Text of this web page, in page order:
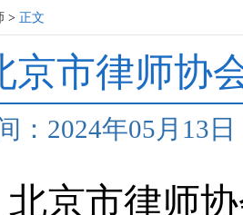
> 正文
京市律师协
：2024年05月
北京市律师